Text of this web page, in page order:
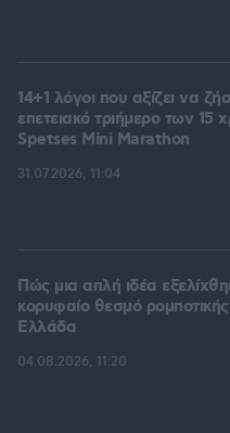
14+1 λόγοι που αξίζει να
επετειακό τριήμερο των 15
Spetses Mini Marathon
31.07.2026, 11:04
Πώς μια απλή ιδέα
κορυφαίο θεσμό
Ελλάδα
04.08.2026, 11:20